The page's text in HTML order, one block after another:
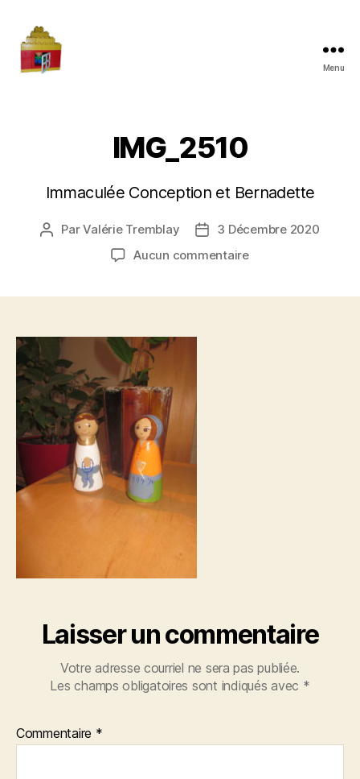
Menu
IMG_2510
Immaculée Conception et Bernadette
Auteur
ParValérie Tremblay
Date3 Décembre 2020
Aucun commentairesur
Laisser un commentaire
Votre adresse courriel ne sera pas publiée.
Les champs obligatoires sont indiqués avec *
Commentaire *